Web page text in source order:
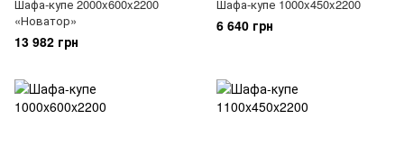
Шафа-купе 2000x600x2200
«Новатор»
13 982 грн
Шафа-купе 1000x450x2200
6 640 грн